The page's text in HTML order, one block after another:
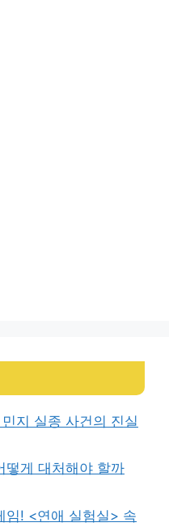
지 실종 사건의 진실
떻게 대처해야 할까
임! <연애 실험실> 속